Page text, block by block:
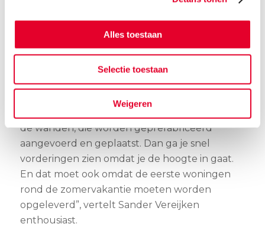
Alles toestaan
Selectie toestaan
Weigeren
momenteel een treintje waarbij na de
fundering, de installaties en vloeren worden
aangebracht.
de wanden, die worden geprefabriceerd
aangevoerd en geplaatst. Dan ga je snel
vorderingen zien omdat je de hoogte in gaat.
En dat moet ook omdat de eerste woningen
rond de zomervakantie moeten worden
opgeleverd”, vertelt Sander Vereijken
enthousiast.